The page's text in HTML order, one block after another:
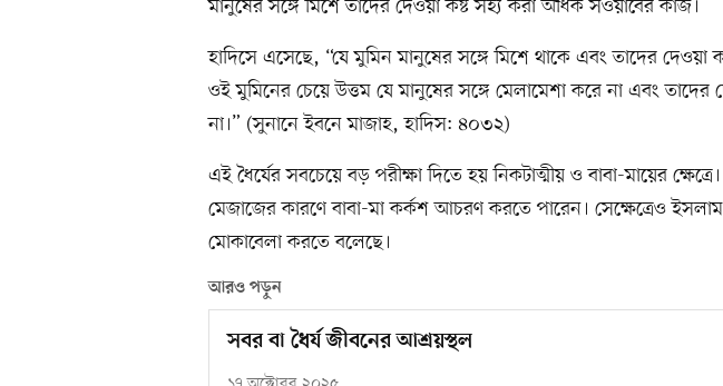
মানুষের সঙ্গে মিশে তাদের দেওয়া কষ্ট সহ্য করা অধিক সওয়াবের কাজ।
হাদিসে এসেছে, “যে মুমিন মানুষের সঙ্গে মিশে থাকে এবং তাদের দেওয়া
ওই মুমিনের চেয়ে উত্তম যে মানুষের সঙ্গে মেলামেশা করে না এবং তাদের
না।” (সুনানে ইবনে মাজাহ, হাদিস: ৪০৩২)
এই ধৈর্যের সবচেয়ে বড় পরীক্ষা দিতে হয় নিকটাত্মীয় ও বাবা-মায়ের
মেজাজের কারণে বাবা-মা কর্কশ আচরণ করতে পারেন। সেক্ষেত্রেও ইসলাম
মোকাবেলা করতে বলেছে।
আরও পড়ুন
সবর বা ধৈর্য জীবনের আশ্রয়স্থল